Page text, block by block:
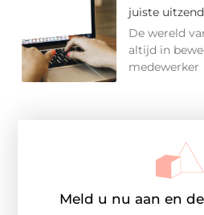
juiste
De wereld
altijd in
medewerker
Meld u nu aan en